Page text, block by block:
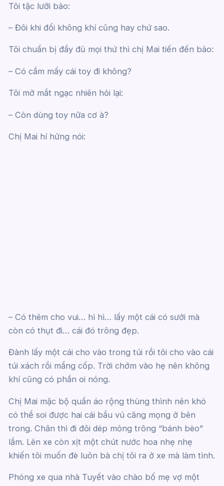
Tôi tặc lưỡi bảo:
– Đôi khi đổi không khí cũng hay chứ sao.
Tôi chuẩn bị đầy đủ mọi thứ thì chị Mai tiến đến bảo:
– Có cầm mấy cái toy đi không?
Tôi mở mắt ngạc nhiên hỏi lại:
– Còn dùng toy nữa cơ à?
Chị Mai hí hửng nói:
– Có thêm cho vui… hì hì… lấy một cái có sưởi mà
còn có thụt đi… cái đó trông đẹp.
Đành lấy một cái cho vào trong túi rồi tôi cho vào cái
túi xách rồi mẩng cốp. Trời chớm vào hẹ nên không
khí cũng có phần oi nóng.
Chị Mai mặc bộ quần áo rộng thùng thình nên khó
có thể soi được hai cái bầu vú căng mọng ở bên
trong. Chân thì đi đôi dép mỏng trông “bánh bèo”
lắm. Lên xe còn xịt một chút nước hoa nhẹ nhẹ
khiến tôi muốn đè luôn bà chị tôi ra ở xe mà làm tình.
Phóng xe qua nhà Tuyết vào chào bố mẹ vợ một